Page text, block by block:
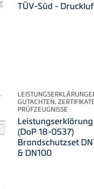
TÜV-Süd -
GUTACHTEN,
PRÜFZEUGNISSE
Leistungserklärung
(DoP 18-0537)
Brandschutzset
& DN100